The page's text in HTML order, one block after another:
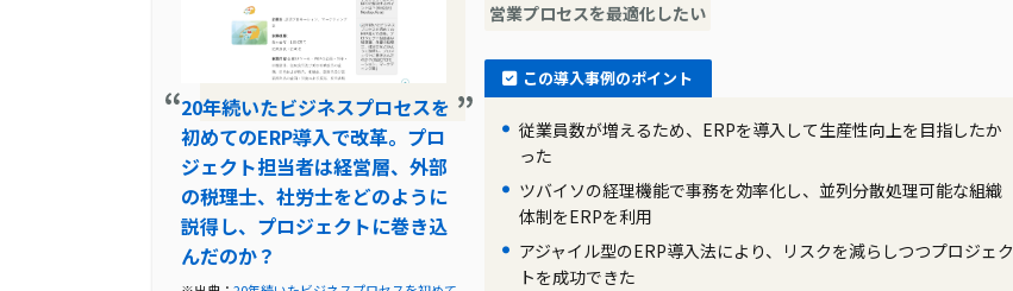
20年続いたビジネスプロセスを
初めてのERP導入で改革。プロ
ジェクト担当者は経営層、外部
の税理士、社労士をどのように
説得し、プロジェクトに巻き込
んだのか？
営業プロセスを最適化したい
この導入事例のポイント
従業員数が増えるため、ERPを導入して生産性向上を目指したか
った
ツバイソの経理機能で事務を効率化し、並列分散処理可能な組織
体制をERPを利用
アジャイル型のERP導入法により、リスクを減らしつつプロジェク
トを成功できた